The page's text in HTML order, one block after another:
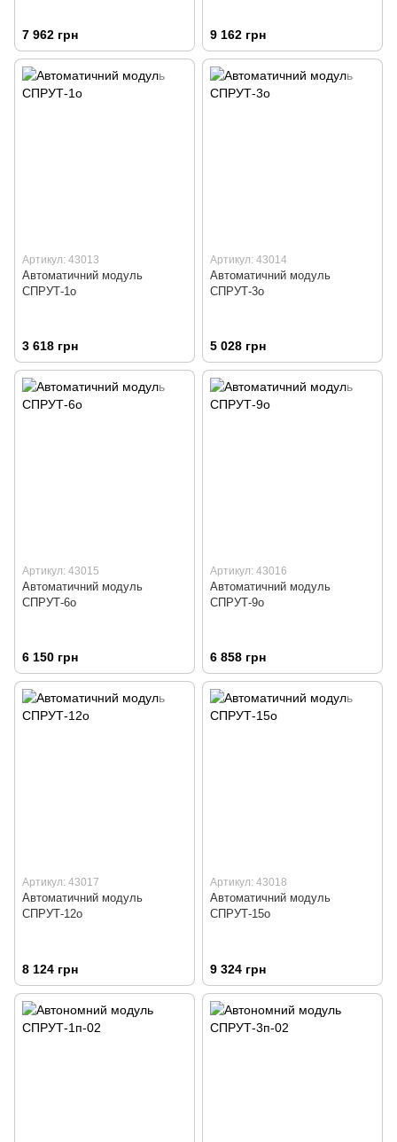
7 962 грн 9 162 грн
Артикул: 43013
Автоматичний модуль
СПРУТ-1о
3 618 грн
Артикул: 43014
Автоматичний модуль
СПРУТ-3о
5 028 грн
Артикул: 43015
Автоматичний модуль
СПРУТ-6о
6 150 грн
Артикул: 43016
Автоматичний модуль
СПРУТ-9о
6 858 грн
Артикул: 43017
Автоматичний модуль
СПРУТ-12о
8 124 грн
Артикул: 43018
Автоматичний модуль
СПРУТ-15о
9 324 грн